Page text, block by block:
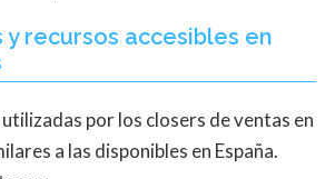
y recursos accesibles en
por los closers de ventas en
a las disponibles en España.